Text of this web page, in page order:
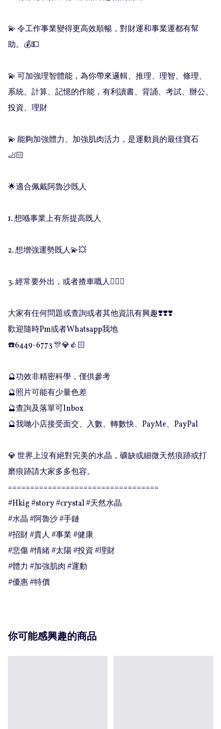
💫 令工作事業變得更高效順暢，對財運和事業運都有幫
助。💰💵
💫 可加強理智體能，為你帶來邏輯、推理、理智、條理、
系統、計算、記憶的作能，有利讀書、背誦、考試、辦公、
投資、理財
💫 能夠加強體力、加強肌肉活力，是運動員的最佳寶石
🦶🏻
🌟適合佩戴阿魯沙既人
1. 想喺事業上有所提高既人
2. 想增強運勢既人💫💥
3. 經常要外出，或者揸車嘅人💁🏻‍♀️
大家有任何問題或查詢或者其他資訊有興趣❣️❣️❣️
歡迎隨時Pm或者Whatsapp我地
☎️6449-6773 🎊💎👍🏻
🔮功效非精密科學，僅供參考
🔮照片可能有少量色差
🔮查詢及落單可Inbox
🔮我哋小店接受面交、入數、轉數快、PayMe、PayPal
💎 世界上沒有絕對完美的水晶，礦缺或細微天然痕跡或打
磨痕跡請大家多多包容。
==================================
#Hkig #story #crystal #天然水晶
#水晶 #阿魯沙 #手鏈
#招財 #貴人 #事業 #健康
#悲傷 #情緒 #太陽 #投資 #理財
#體力 #加強肌肉 #運動
#優惠 #特價
你可能感興趣的商品